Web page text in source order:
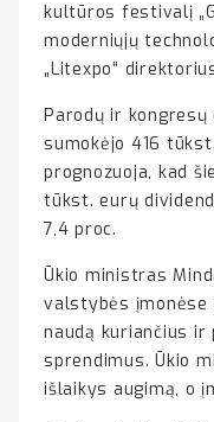
kultūros festivalį
moderniųjų
„Litexpo“
Parodų ir kongresų
sumokėjo 416
prognozuoja, kad
tūkst. eurų
7,4 proc.
Ūkio ministras
valstybės įmonėse
naudą kuriančius ir
sprendimus. Ūkio
išlaikys augimą, o